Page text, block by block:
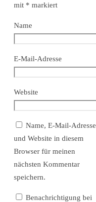
mit * markiert
Name
E-Mail-Adresse
Website
Name, E-Mail-Adresse
und Website in diesem
Browser für meinen
nächsten Kommentar
speichern.
Benachrichtigung bei